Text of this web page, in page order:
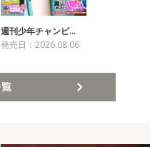
週刊少年チャンピ…
発売日：2026.08.06